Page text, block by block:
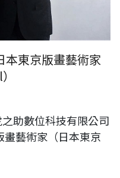
本東京版畫藝術家
助數位科技有限公司
藝術家（日本東京